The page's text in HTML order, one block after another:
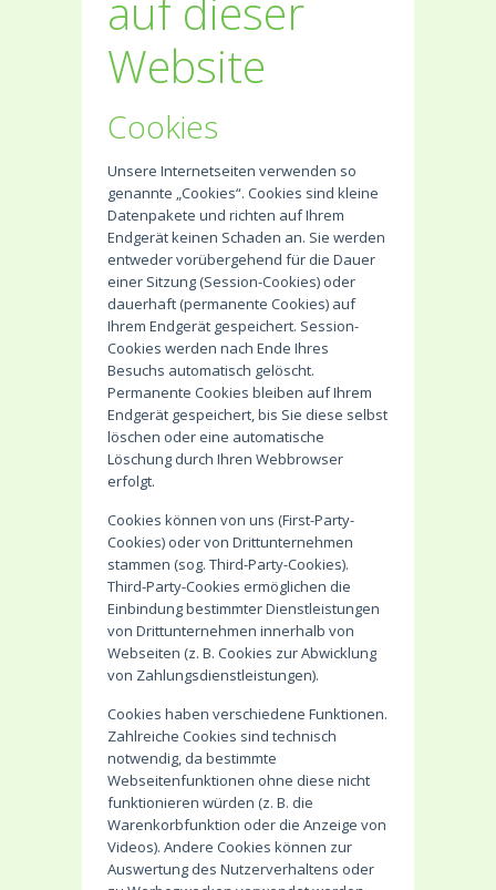
auf dieser
Website
Cookies
Unsere Internetseiten verwenden so
genannte „Cookies“. Cookies sind kleine
Datenpakete und richten auf Ihrem
Endgerät keinen Schaden an. Sie werden
entweder vorübergehend für die Dauer
einer Sitzung (Session-Cookies) oder
dauerhaft (permanente Cookies) auf
Ihrem Endgerät gespeichert. Session-
Cookies werden nach Ende Ihres
Besuchs automatisch gelöscht.
Permanente Cookies bleiben auf Ihrem
Endgerät gespeichert, bis Sie diese selbst
löschen oder eine automatische
Löschung durch Ihren Webbrowser
erfolgt.
Cookies können von uns (First-Party-
Cookies) oder von Drittunternehmen
stammen (sog. Third-Party-Cookies).
Third-Party-Cookies ermöglichen die
Einbindung bestimmter Dienstleistungen
von Drittunternehmen innerhalb von
Webseiten (z. B. Cookies zur Abwicklung
von Zahlungsdienstleistungen).
Cookies haben verschiedene Funktionen.
Zahlreiche Cookies sind technisch
notwendig, da bestimmte
Webseitenfunktionen ohne diese nicht
funktionieren würden (z. B. die
Warenkorbfunktion oder die Anzeige von
Videos). Andere Cookies können zur
Auswertung des Nutzerverhaltens oder